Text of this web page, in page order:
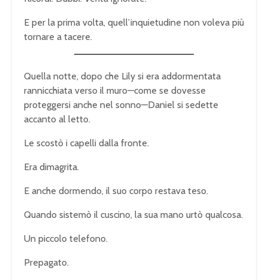
E per la prima volta, quell’inquietudine non voleva più
tornare a tacere.
Quella notte, dopo che Lily si era addormentata
rannicchiata verso il muro—come se dovesse
proteggersi anche nel sonno—Daniel si sedette
accanto al letto.
Le scostò i capelli dalla fronte.
Era dimagrita.
E anche dormendo, il suo corpo restava teso.
Quando sistemò il cuscino, la sua mano urtò qualcosa.
Un piccolo telefono.
Prepagato.